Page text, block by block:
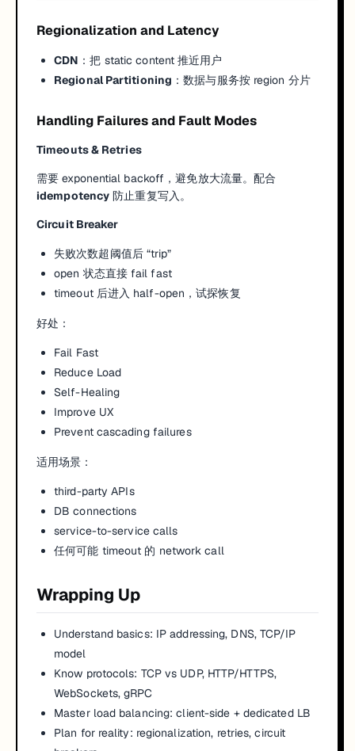
Regionalization and Latency
CDN ：把 static content 推近用户
Regional Partitioning ：数据与服务按 region 分片
Handling Failures and Fault Modes
Timeouts & Retries
需要 exponential backoff，避免放大流量。配合
idempotency 防止重复写入。
Circuit Breaker
失败次数超阈值后 “trip”
open 状态直接 fail fast
timeout 后进入 half-open，试探恢复
好处：
Fail Fast
Reduce Load
Self-Healing
Improve UX
Prevent cascading failures
适用场景：
third-party APIs
DB connections
service-to-service calls
任何可能 timeout 的 network call
Wrapping Up
Understand basics: IP addressing, DNS, TCP/IP
model
Know protocols: TCP vs UDP, HTTP/HTTPS,
WebSockets, gRPC
Master load balancing: client-side + dedicated LB
Plan for reality: regionalization, retries, circuit